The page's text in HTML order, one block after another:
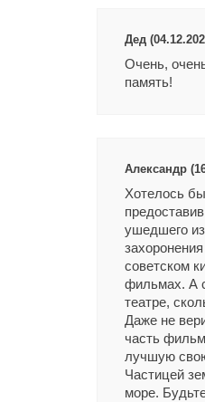
Дед
Очень,
память!
Александр
Хотелось
ушедшего
советском
фильмах. А
театре,
Даже не
часть
лучшую
Частицей
море.